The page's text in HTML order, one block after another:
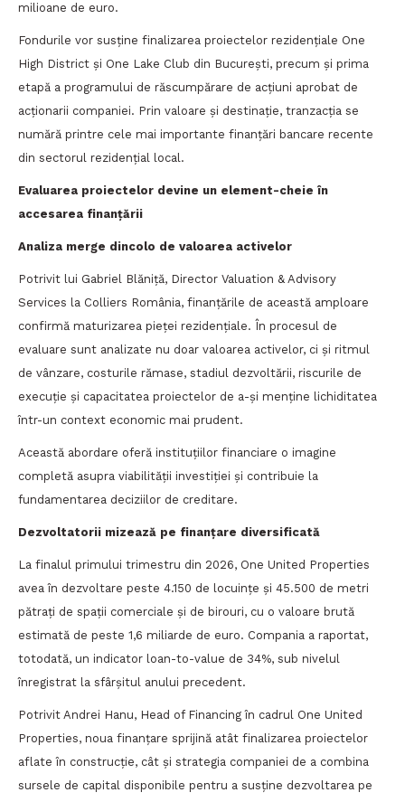
milioane de euro.
Fondurile vor susține finalizarea proiectelor rezidențiale One
High District și One Lake Club din București, precum și prima
etapă a programului de răscumpărare de acțiuni aprobat de
acționarii companiei. Prin valoare și destinație, tranzacția se
numără printre cele mai importante finanțări bancare recente
din sectorul rezidențial local.
Evaluarea proiectelor devine un element-cheie în
accesarea finanțării
Analiza merge dincolo de valoarea activelor
Potrivit lui Gabriel Blăniță, Director Valuation & Advisory
Services la Colliers România, finanțările de această amploare
confirmă maturizarea pieței rezidențiale. În procesul de
evaluare sunt analizate nu doar valoarea activelor, ci și ritmul
de vânzare, costurile rămase, stadiul dezvoltării, riscurile de
execuție și capacitatea proiectelor de a-și menține lichiditatea
într-un context economic mai prudent.
Această abordare oferă instituțiilor financiare o imagine
completă asupra viabilității investiției și contribuie la
fundamentarea deciziilor de creditare.
Dezvoltatorii mizează pe finanțare diversificată
La finalul primului trimestru din 2026, One United Properties
avea în dezvoltare peste 4.150 de locuințe și 45.500 de metri
pătrați de spații comerciale și de birouri, cu o valoare brută
estimată de peste 1,6 miliarde de euro. Compania a raportat,
totodată, un indicator loan-to-value de 34%, sub nivelul
înregistrat la sfârșitul anului precedent.
Potrivit Andrei Hanu, Head of Financing în cadrul One United
Properties, noua finanțare sprijină atât finalizarea proiectelor
aflate în construcție, cât și strategia companiei de a combina
sursele de capital disponibile pentru a susține dezvoltarea pe